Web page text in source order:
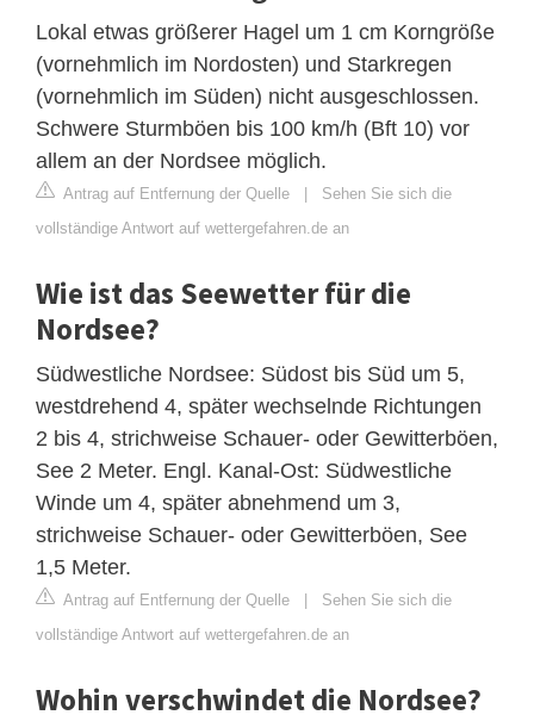
Lokal etwas größerer Hagel um 1 cm Korngröße
(vornehmlich im Nordosten) und Starkregen
(vornehmlich im Süden) nicht ausgeschlossen.
Schwere Sturmböen bis 100 km/h (Bft 10) vor
allem an der Nordsee möglich.
Antrag auf Entfernung der Quelle | Sehen Sie sich die
vollständige Antwort auf wettergefahren.de an
Wie ist das Seewetter für die
Nordsee?
Südwestliche Nordsee: Südost bis Süd um 5,
westdrehend 4, später wechselnde Richtungen
2 bis 4, strichweise Schauer- oder Gewitterböen,
See 2 Meter. Engl. Kanal-Ost: Südwestliche
Winde um 4, später abnehmend um 3,
strichweise Schauer- oder Gewitterböen, See
1,5 Meter.
Antrag auf Entfernung der Quelle | Sehen Sie sich die
vollständige Antwort auf wettergefahren.de an
Wohin verschwindet die Nordsee?